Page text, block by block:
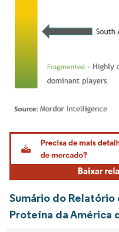
Imagem © Mordor Intelligence. O
Sumário do Relatório
Proteína da América